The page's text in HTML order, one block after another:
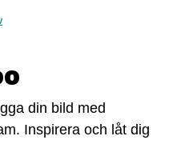
din bild med
Inspirera och låt dig